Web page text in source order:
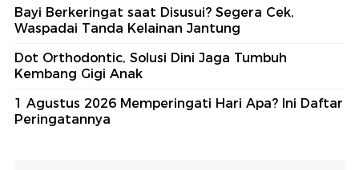
Bayi Berkeringat saat Disusui? Segera Cek,
Waspadai Tanda Kelainan Jantung
Dot Orthodontic, Solusi Dini Jaga Tumbuh
Kembang Gigi Anak
1 Agustus 2026 Memperingati Hari Apa? Ini Daftar
Peringatannya